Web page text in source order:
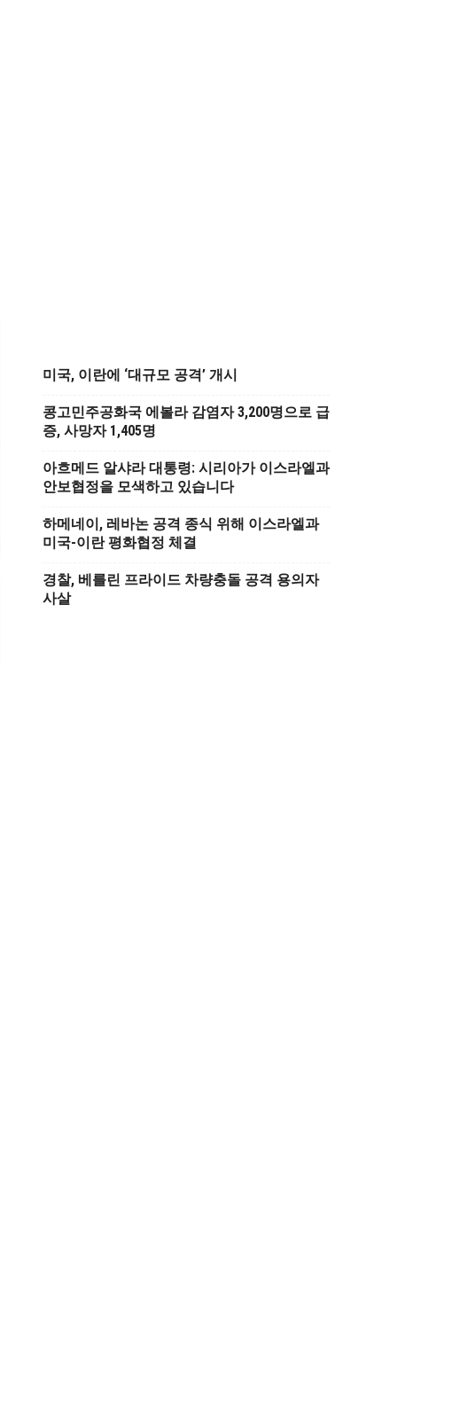
미국, 이란에 ‘대규모 공격’ 개시
콩고민주공화국 에볼라 감염자 3,200명으로 급
증, 사망자 1,405명
아흐메드 알샤라 대통령: 시리아가 이스라엘과
안보협정을 모색하고 있습니다
하메네이, 레바논 공격 종식 위해 이스라엘과
미국-이란 평화협정 체결
경찰, 베를린 프라이드 차량충돌 공격 용의자
사살